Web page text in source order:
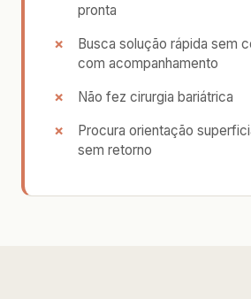
pronta
Busca solução rápida sem
com acompanhamento
Não fez cirurgia bariátrica
Procura orientação
sem retorno